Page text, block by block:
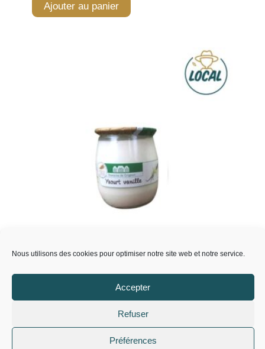
Nous utilisons des cookies pour optimiser notre site web et notre service.
Accepter
Refuser
Préférences
Ajouter au panier